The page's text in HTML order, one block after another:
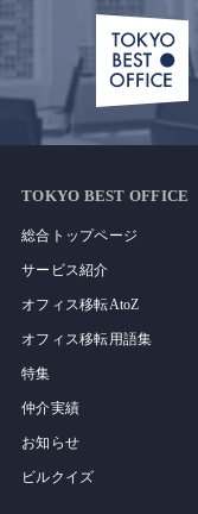
TOKYO BEST OFFICE
総合トップページ
サービス紹介
オフィス移転AtoZ
オフィス移転用語集
特集
仲介実績
お知らせ
ビルクイズ